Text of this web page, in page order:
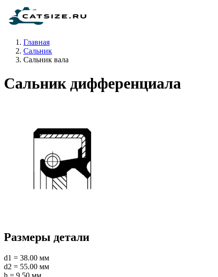
Главная
Сальник
Сальник вала
Сальник дифференциала
Размеры детали
d1 = 38.00 мм
d2 = 55.00 мм
h = 9.50 мм